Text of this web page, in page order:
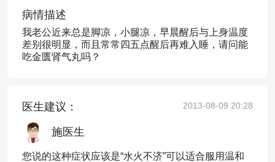
病情描述
我老公近来总是脚凉，小腿凉，早晨醒后与上身温度
差别很明显，而且常常四五点醒后再难入睡，请问能
吃金匮肾气丸吗？
医生建议： 2013-08-09 20:28
施医生
您说的这种症状应该是“水火不济”可以适合服用温和